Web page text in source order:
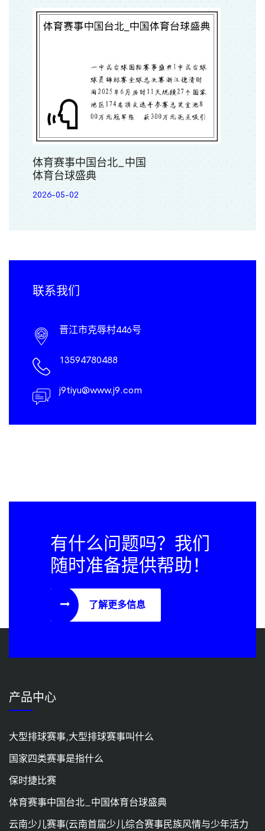
体育赛事中国台北_中国
体育台球盛典
2026-05-02
联系我们
晋江市克辱村446号
13594780488
j9tiyu@www.j9.com
有什么问题吗？我们
随时准备提供帮助！
了解更多信息
产品中心
大型排球赛事,大型排球赛事叫什么
国家四类赛事是指什么
保时捷比赛
体育赛事中国台北_中国体育台球盛典
云南少儿赛事(云南首届少儿综合赛事民族风情与少年活力